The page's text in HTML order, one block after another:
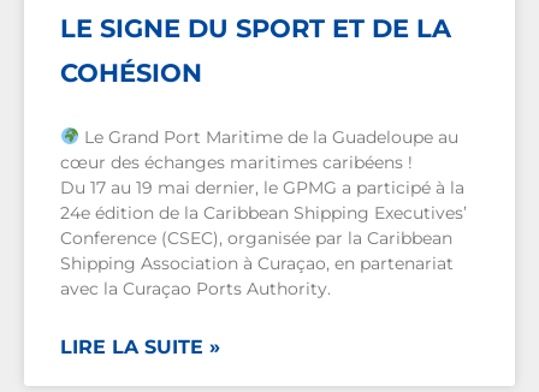
LE SIGNE DU SPORT ET DE LA
COHÉSION
Le Grand Port Maritime de la Guadeloupe au
cœur des échanges maritimes caribéens !
Du 17 au 19 mai dernier, le GPMG a participé à la
24e édition de la Caribbean Shipping Executives’
Conference (CSEC), organisée par la Caribbean
Shipping Association à Curaçao, en partenariat
avec la Curaçao Ports Authority.
LIRE LA SUITE »